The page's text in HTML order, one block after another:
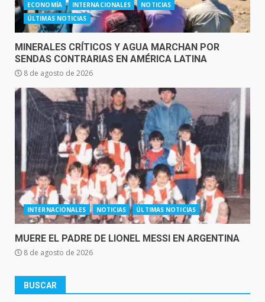
ECONOMÍA INTERNACIONALES
NOTICIAS
ÚLTIMAS NOTICIAS
MINERALES CRÍTICOS Y AGUA MARCHAN POR
SENDAS CONTRARIAS EN AMÉRICA LATINA
8 de agosto de 2026
INTERNACIONALES NOTICIAS ÚLTIMAS NOTICIAS
MUERE EL PADRE DE LIONEL MESSI EN ARGENTINA
8 de agosto de 2026
BUSCAR